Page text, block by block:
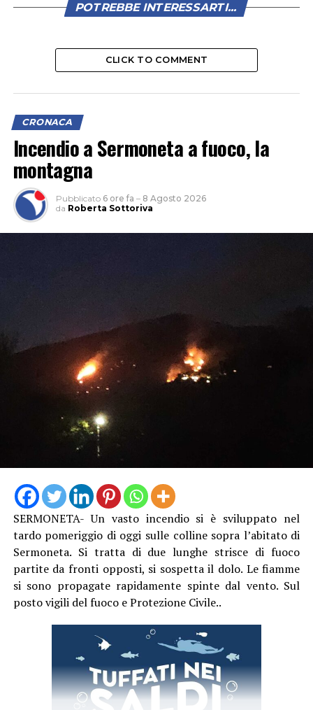
POTREBBE INTERESSARTI...
CLICK TO COMMENT
CRONACA
Incendio a Sermoneta a fuoco, la
montagna
Pubblicato 6 ore fa – 8 Agosto 2026
da Roberta Sottoriva
SERMONETA- Un vasto incendio si è sviluppato nel
tardo pomeriggio di oggi sulle colline sopra l’abitato di
Sermoneta. Si tratta di due lunghe strisce di fuoco
partite da fronti opposti, si sospetta il dolo. Le fiamme
si sono propagate rapidamente spinte dal vento. Sul
posto vigili del fuoco e Protezione Civile..